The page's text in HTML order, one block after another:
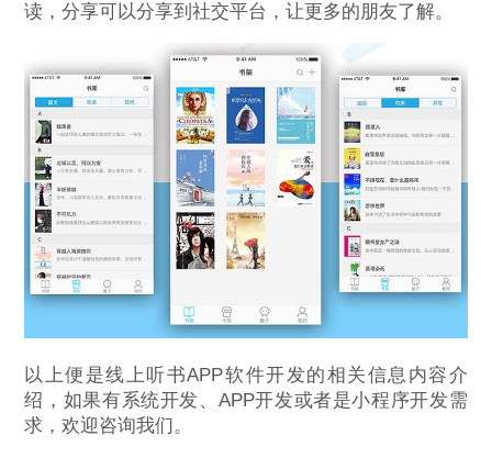
读，分享可以分享到社交平台，让更多的朋友了解。
以上便是线上听书APP软件开发的相关信息内容介
绍，如果有系统开发、APP开发或者是小程序开发需
求，欢迎咨询我们。